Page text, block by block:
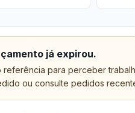
já expirou.
para perceber
ou consulte pedidos